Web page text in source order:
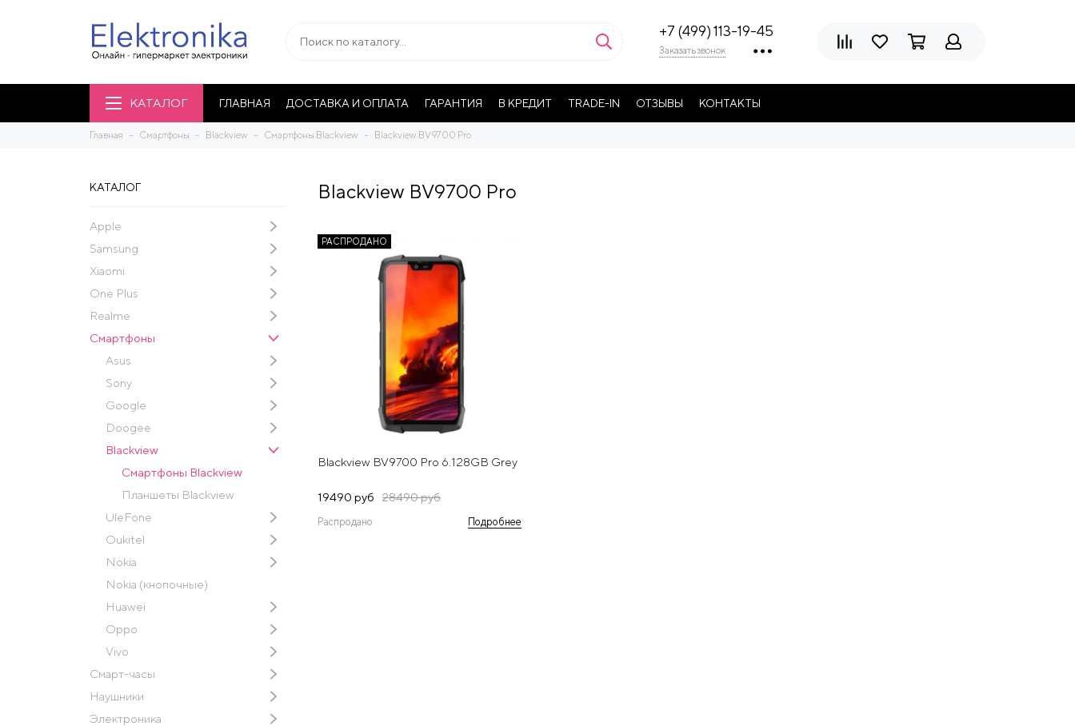
+7 (499) 113-19-45
Заказать звонок
КАТАЛОГ ГЛАВНАЯ ДОСТАВКА И ОПЛАТА ГАРАНТИЯ В КРЕДИТ TRADE-IN ОТЗЫВЫ КОНТАКТЫ
Главная Смартфоны Blackview Смартфоны Blackview Blackview BV9700 Pro
КАТАЛОГ
Apple
Samsung
Xiaomi
One Plus
Realme
Смартфоны
Asus
Sony
Google
Doogee
Blackview
Смартфоны Blackview
Планшеты Blackview
UleFone
Oukitel
Nokia
Nokia (кнопочные)
Huawei
Oppo
Vivo
Смарт-часы
Наушники
Электроника
Blackview BV9700 Pro
РАСПРОДАНО
Blackview BV9700 Pro 6.128GB Grey
19490 руб 28490 руб
Распродано Подробнее